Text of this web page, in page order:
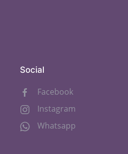
Social
Facebook
Instagram
Whatsapp